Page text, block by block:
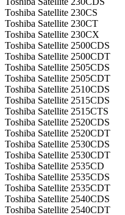
Toshiba Satellite 230CS
Toshiba Satellite 230CT
Toshiba Satellite 230CX
Toshiba Satellite 2500CDS
Toshiba Satellite 2500CDT
Toshiba Satellite 2505CDS
Toshiba Satellite 2505CDT
Toshiba Satellite 2510CDS
Toshiba Satellite 2515CDS
Toshiba Satellite 2515CTS
Toshiba Satellite 2520CDS
Toshiba Satellite 2520CDT
Toshiba Satellite 2530CDS
Toshiba Satellite 2530CDT
Toshiba Satellite 2535CD
Toshiba Satellite 2535CDS
Toshiba Satellite 2535CDT
Toshiba Satellite 2540CDS
Toshiba Satellite 2540CDT